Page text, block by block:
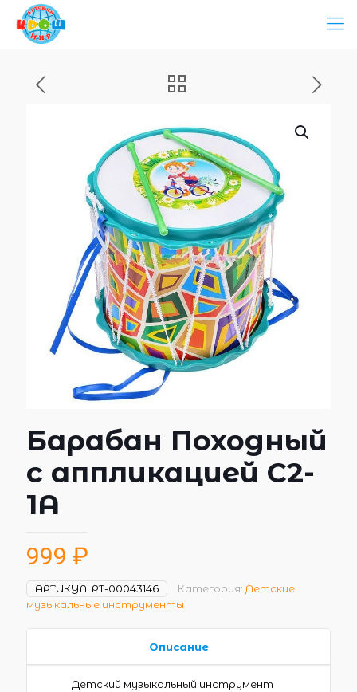
Барабан Походный
с аппликацией C2-
1А
999 ₽
АРТИКУЛ: РТ-00043146 Категория: Детские
музыкальные инструменты
Описание
Детский музыкальный инструмент